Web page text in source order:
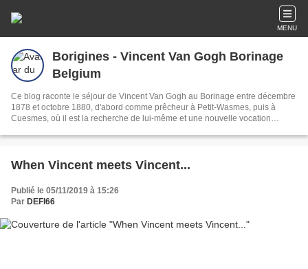
MENU
Borigines - Vincent Van Gogh Borinage
Belgium
Ce blog raconte le séjour de Vincent Van Gogh au Borinage entre décembre
1878 et octobre 1880, d'abord comme prêcheur à Petit-Wasmes, puis à
Cuesmes, où il est la recherche de lui-même et une nouvelle vocation
When Vincent meets Vincent...
Publié le 05/11/2019 à 15:26
Par DEFI66